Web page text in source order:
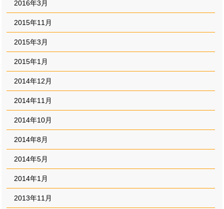
2016年3月
2015年11月
2015年3月
2015年1月
2014年12月
2014年11月
2014年10月
2014年8月
2014年5月
2014年1月
2013年11月